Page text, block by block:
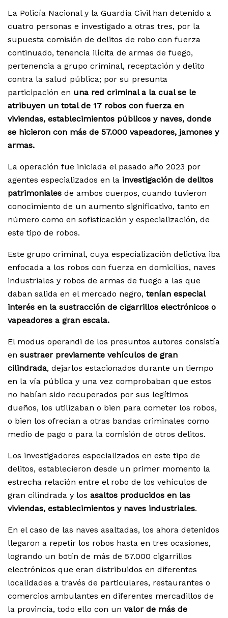
La Policía Nacional y la Guardia Civil han detenido a
cuatro personas e investigado a otras tres, por la
supuesta comisión de delitos de robo con fuerza
continuado, tenencia ilícita de armas de fuego,
pertenencia a grupo criminal, receptación y delito
contra la salud pública; por su presunta
participación en una red criminal a la cual se le
atribuyen un total de 17 robos con fuerza en
viviendas, establecimientos públicos y naves, donde
se hicieron con más de 57.000 vapeadores, jamones y
armas.
La operación fue iniciada el pasado año 2023 por
agentes especializados en la investigación de delitos
patrimoniales de ambos cuerpos, cuando tuvieron
conocimiento de un aumento significativo, tanto en
número como en sofisticación y especialización, de
este tipo de robos.
Este grupo criminal, cuya especialización delictiva iba
enfocada a los robos con fuerza en domicilios, naves
industriales y robos de armas de fuego a las que
daban salida en el mercado negro, tenían especial
interés en la sustracción de cigarrillos electrónicos o
vapeadores a gran escala.
El modus operandi de los presuntos autores consistía
en sustraer previamente vehículos de gran
cilindrada, dejarlos estacionados durante un tiempo
en la vía pública y una vez comprobaban que estos
no habían sido recuperados por sus legítimos
dueños, los utilizaban o bien para cometer los robos,
o bien los ofrecían a otras bandas criminales como
medio de pago o para la comisión de otros delitos.
Los investigadores especializados en este tipo de
delitos, establecieron desde un primer momento la
estrecha relación entre el robo de los vehículos de
gran cilindrada y los asaltos producidos en las
viviendas, establecimientos y naves industriales.
En el caso de las naves asaltadas, los ahora detenidos
llegaron a repetir los robos hasta en tres ocasiones,
logrando un botín de más de 57.000 cigarrillos
electrónicos que eran distribuidos en diferentes
localidades a través de particulares, restaurantes o
comercios ambulantes en diferentes mercadillos de
la provincia, todo ello con un valor de más de